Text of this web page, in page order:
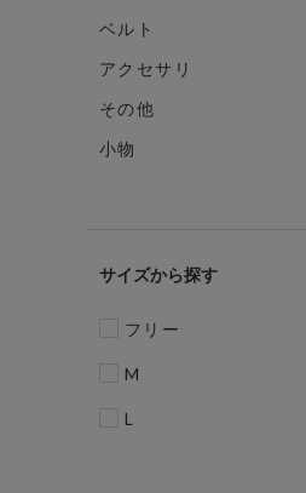
ベルト
アクセサリ
その他
小物
サイズ
フリー
M
L